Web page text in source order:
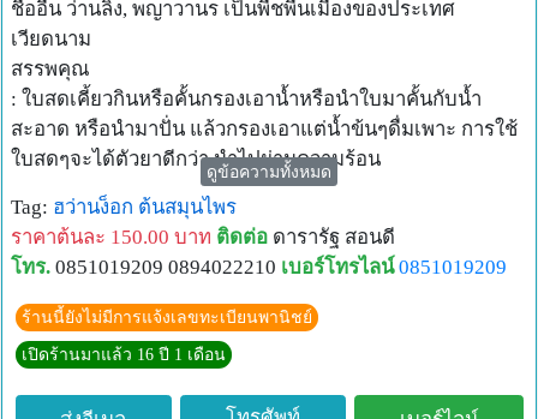
ชื่ออื่น ว่านลิง, พญาวานร เป็นพืชพื้นเมืองของประเทศ
เวียดนาม
สรรพคุณ
: ใบสดเคี้ยวกินหรือคั้นกรองเอาน้ำหรือนำใบมาคั้นกับน้ำ
สะอาด หรือนำมาปั่น แล้วกรองเอาแต่น้ำข้นๆดื่มเพาะ การใช้
ใบสดๆจะได้ตัวยาดีกว่า นำไปผ่านความร้อน
รักษาอาการปวด ต้านการอักเสบ ลดความดัน โรคเบาหวาน
ใบสด มีฤทธิ์แก้ปวด ต้านการอักเสบได้ดี
แก้ ปวดเมื่อยตามร่างกาย ทำงานหนัก เกิดประสาทหลอน
แก้ไข้หวัด ความดันโลหิตสูง ท้องไส้ไม่ปกติ
แก้บาดแผล เคล็ดขัดยอก กระดูกหัก
แก้อาการทางเดินอาหารไม่ปกติ
แก้อาการโรคกระเพาะอาหาร โรคเลือดออกในลำไส้
กระเพาะปัสสาวะอักเสบ
ดูข้อความทั้งหมด
Tag: ฮว่านง็อก ต้นสมุนไพร
ราคาต้นละ 150.00 บาท ติดต่อ ดารารัฐ สอนดี
โทร. 0851019209 0894022210 เบอร์โทรไลน์ 0851019209
ร้านนี้ยังไม่มีการแจ้งเลขทะเบียนพานิชย์
เปิดร้านมาแล้ว 16 ปี 1 เดือน